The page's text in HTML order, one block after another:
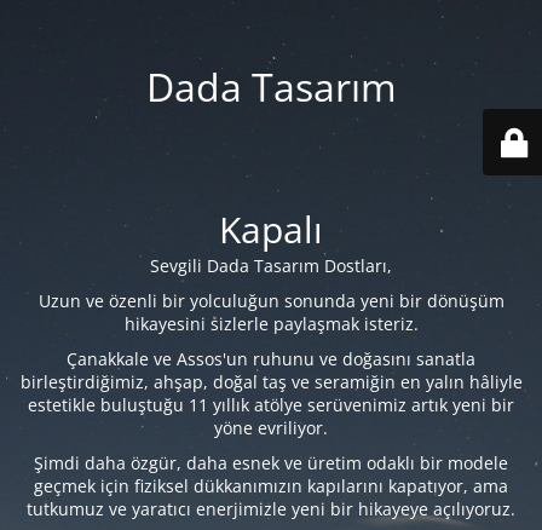
Dada Tasarım
Kapalı
Sevgili Dada Tasarım Dostları,
Uzun ve özenli bir yolculuğun sonunda yeni bir dönüşüm
hikayesini sizlerle paylaşmak isteriz.
Çanakkale ve Assos'un ruhunu ve doğasını sanatla
birleştirdiğimiz, ahşap, doğal taş ve seramiğin en yalın hâliyle
estetikle buluştuğu 11 yıllık atölye serüvenimiz artık yeni bir
yöne evriliyor.
Şimdi daha özgür, daha esnek ve üretim odaklı bir modele
geçmek için fiziksel dükkanımızın kapılarını kapatıyor, ama
tutkumuz ve yaratıcı enerjimizle yeni bir hikayeye açılıyoruz.